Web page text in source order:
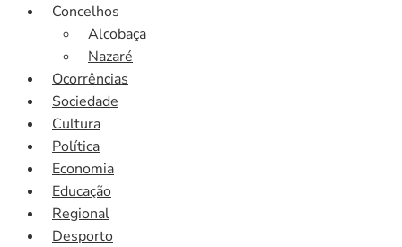
Concelhos
Alcobaça
Nazaré
Ocorrências
Sociedade
Cultura
Política
Economia
Educação
Regional
Desporto